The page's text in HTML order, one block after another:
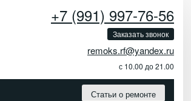
+7 (991) 997-76-56
Заказать звонок
remoks.rf@yandex.ru
с 10.00 до 21.00
Статьи о ремонте